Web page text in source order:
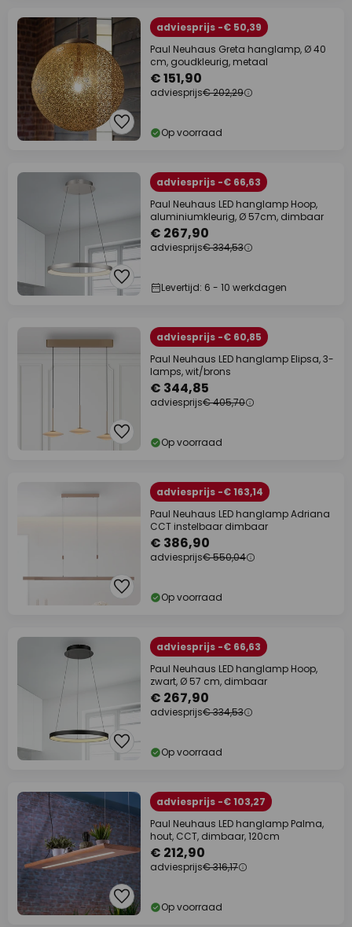
adviesprijs -€ 50,39
Paul Neuhaus Greta hanglamp, Ø 40
cm, goudkleurig, metaal
€ 151,90
adviesprijs€ 202,29
Op voorraad
adviesprijs -€ 66,63
Paul Neuhaus LED hanglamp Hoop,
aluminiumkleurig, Ø 57cm, dimbaar
€ 267,90
adviesprijs€ 334,53
Levertijd: 6 - 10 werkdagen
adviesprijs -€ 60,85
Paul Neuhaus LED hanglamp Elipsa, 3-
lamps, wit/brons
€ 344,85
adviesprijs€ 405,70
Op voorraad
adviesprijs -€ 163,14
Paul Neuhaus LED hanglamp Adriana
CCT instelbaar dimbaar
€ 386,90
adviesprijs€ 550,04
Op voorraad
adviesprijs -€ 66,63
Paul Neuhaus LED hanglamp Hoop,
zwart, Ø 57 cm, dimbaar
€ 267,90
adviesprijs€ 334,53
Op voorraad
adviesprijs -€ 103,27
Paul Neuhaus LED hanglamp Palma,
hout, CCT, dimbaar, 120cm
€ 212,90
adviesprijs€ 316,17
Op voorraad